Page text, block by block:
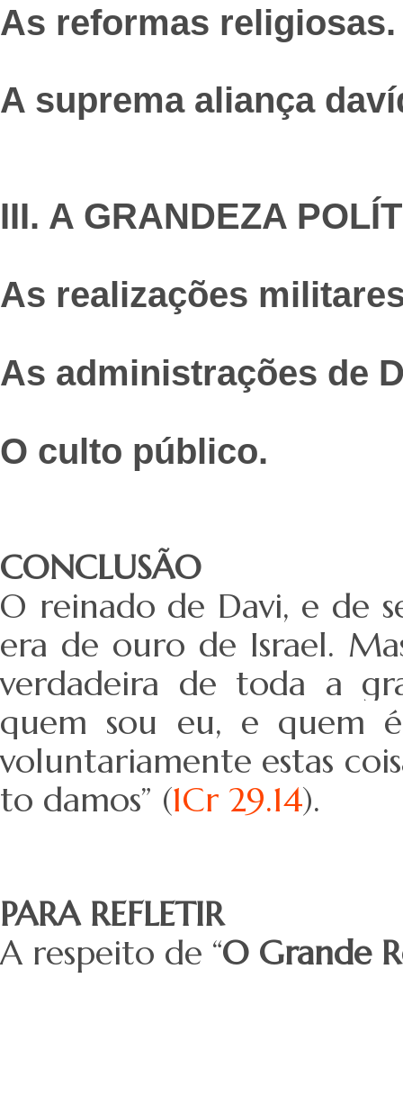
As reformas religiosas.
A suprema aliança
III. A GRANDEZA
As realizações
As administrações de
O culto público.
CONCLUSÃO
O reinado de Davi, e de
era de ouro de Israel.
verdadeira de toda a
quem sou eu, e quem
voluntariamente estas
to damos” (1Cr 29.14).
PARA REFLETIR
A respeito de “O Grande